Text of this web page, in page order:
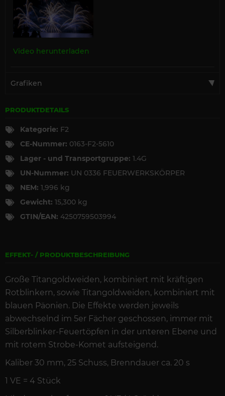
Video herunterladen
Grafiken
PRODUKTDETAILS
Kategorie: F2
CE-Nummer: 0163-F2-5610
Lager - und Transportgruppe: 1.4G
UN-Nummer: UN 0336 FEUERWERKSKÖRPER
NEM: 1,996 kg
Gewicht: 15,300 kg
GTIN/EAN: 4250759503994
EFFEKT- / PRODUKTBESCHREIBUNG
Große Titangoldweiden, kombiniert mit kräftigen
Rotblinkern, sowie Titangoldweiden, kombiniert mit
blauen Päonien. Die Effekte werden jeweils
abwechselnd im 5er Fächer geschossen, immer mit
Silberblinker-Feuertöpfen in der unteren Ebene und
mit rotem Strobe-Komet aufsteigend.
Kaliber 30 mm, 25 Schuss, Brenndauer ca. 20 s
1 VE = 4 Stück